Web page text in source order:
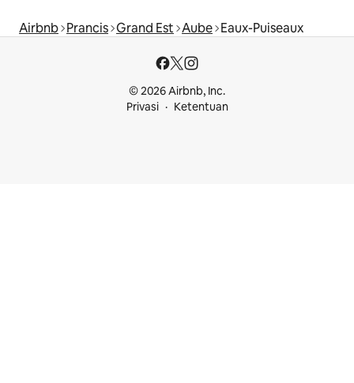
Airbnb Prancis Grand Est Aube Eaux-Puiseaux
© 2026 Airbnb, Inc.
Privasi
Ketentuan